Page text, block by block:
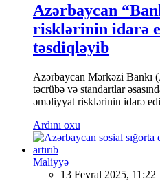
Azərbaycan
risklərinin idarə
təsdiqləyib
Azərbaycan Mərkəzi Bankı
təcrübə və standartlar
əməliyyat risklərinin idarə
Ardını oxu
Maliyyə
13 Fevral 2025, 11:22